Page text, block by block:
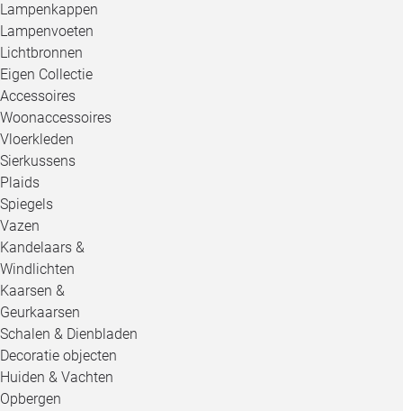
Lampenkappen
Lampenvoeten
Lichtbronnen
Eigen Collectie
Accessoires
Woonaccessoires
Vloerkleden
Sierkussens
Plaids
Spiegels
Vazen
Kandelaars &
Windlichten
Kaarsen &
Geurkaarsen
Schalen & Dienbladen
Decoratie objecten
Huiden & Vachten
Opbergen